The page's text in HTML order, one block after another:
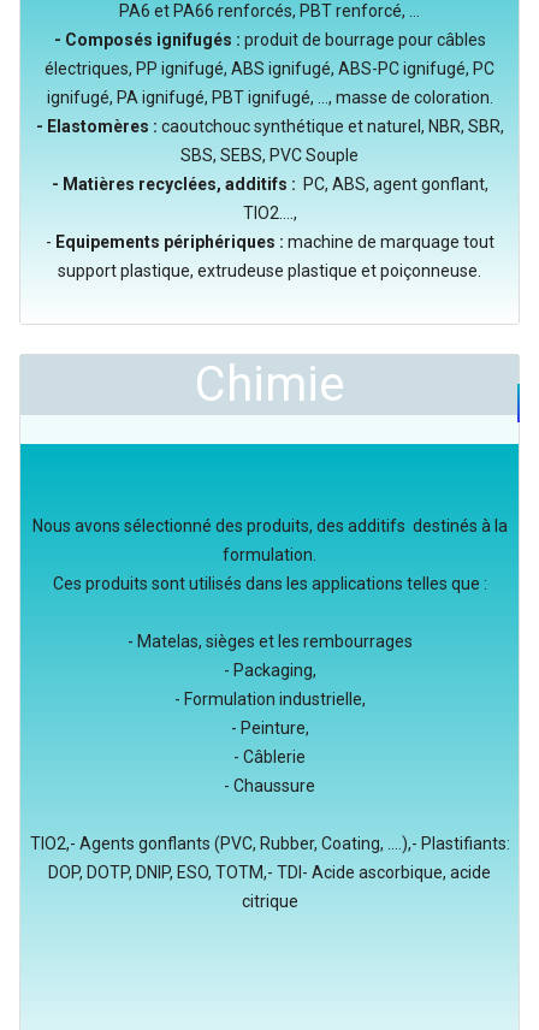
PA6 et PA66 renforcés, PBT renforcé, ...
- Composés ignifugés : produit de bourrage pour câbles
électriques, PP ignifugé, ABS ignifugé, ABS-PC ignifugé, PC
ignifugé, PA ignifugé, PBT ignifugé, ..., masse de coloration.
- Elastomères : caoutchouc synthétique et naturel, NBR, SBR,
SBS, SEBS, PVC Souple
- Matières recyclées, additifs : PC, ABS, agent gonflant,
TIO2....,
- Equipements périphériques : machine de marquage tout
support plastique, extrudeuse plastique et poiçonneuse.
Chimie
Nous avons sélectionné des produits, des additifs destinés à la
formulation.
Ces produits sont utilisés dans les applications telles que :
- Matelas, sièges et les rembourrages
- Packaging,
- Formulation industrielle,
- Peinture,
- Câblerie
- Chaussure
TIO2,- Agents gonflants (PVC, Rubber, Coating, ....),- Plastifiants:
DOP, DOTP, DNIP, ESO, TOTM,- TDI- Acide ascorbique, acide
citrique